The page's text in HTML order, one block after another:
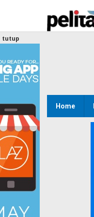
Home
tutup